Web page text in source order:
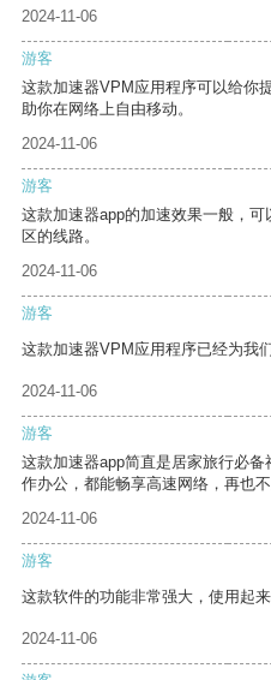
2024-11-06
游客
这款加速器VPM应用程序可以给你
助你在网络上自由移动。
2024-11-06
游客
这款加速器app的加速效果一般，
区的线路。
2024-11-06
游客
这款加速器VPM应用程序已经为我
2024-11-06
游客
这款加速器app简直是居家旅行必
作办公，都能畅享高速网络，再也
2024-11-06
游客
这款软件的功能非常强大，使用起来
2024-11-06